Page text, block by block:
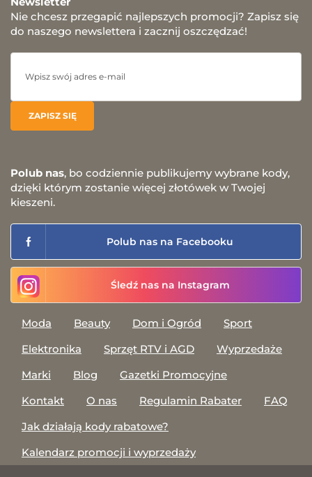
Nie chcesz przegapić najlepszych promocji? Zapisz się
do naszego newslettera i zacznij oszczędzać!
Polub nas, bo codziennie publikujemy wybrane kody,
dzięki którym zostanie więcej złotówek w Twojej
kieszeni.
Polub nas na Facebooku
Śledź nas na Instagram
Moda Beauty Dom i Ogród
Sport
Elektronika
Sprzęt RTV i AGD
Wyprzedaże
Marki
Blog
Gazetki Promocyjne
Kontakt
O nas Regulamin Rabater
FAQ
Jak działają kody rabatowe?
Kalendarz promocji i wyprzedaży